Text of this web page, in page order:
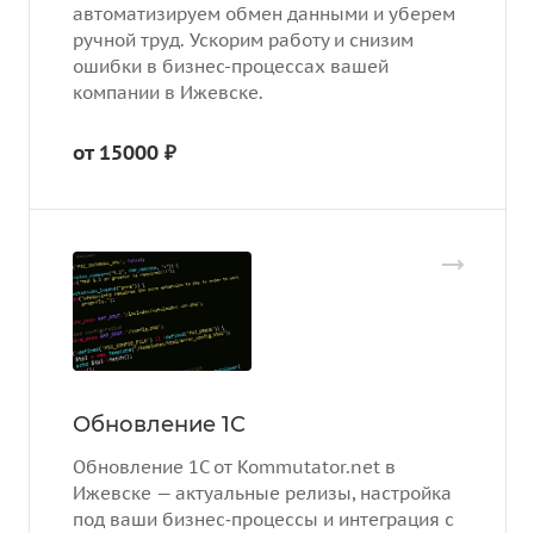
автоматизируем обмен данными и уберем
ручной труд. Ускорим работу и снизим
ошибки в бизнес-процессах вашей
компании в Ижевске.
от 15000 ₽
Обновление 1С
Обновление 1С от Kommutator.net в
Ижевске — актуальные релизы, настройка
под ваши бизнес‑процессы и интеграция с